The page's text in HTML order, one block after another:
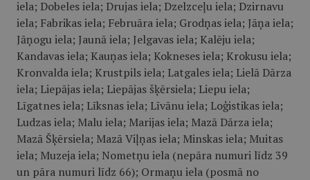
iela; Dobeles iela; Drujas iela; Dzelzceļu iela; Dzirnavu
iela; Fabrikas iela; Februāra iela; Grodņas iela; Jāņa iela;
Jāņogu iela; Jaunā iela; Jelgavas iela; Kalēju iela;
Kandavas iela; Kauņas iela; Kokneses iela; Krokusu iela;
Kronvalda iela; Krustpils iela; Latgales iela; Lielā Dārza
iela; Liepājas iela; Liepājas šķērsiela; Liepu iela;
Līgatnes iela; Līksnas iela; Līvānu iela; Loģistikas iela;
Ludzas iela; Malu iela; Marijas iela; Mazā Dārza iela;
Mazā Šķērsiela; Mazā Viļņas iela; Minskas iela; Muitas
iela; Muzeja iela; Nometņu iela (nepāra numuri līdz 39
un pāra numuri līdz 66); Ormaņu iela (posmā no